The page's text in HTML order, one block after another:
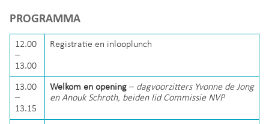
PROGRAMMA
12.00
–
13.00
Registratie en inlooplunch
13.00
–
13.15
Welkom en opening – dagvoorzitters Yvonne de Jong
en Anouk Schroth, beiden lid Commissie NVP